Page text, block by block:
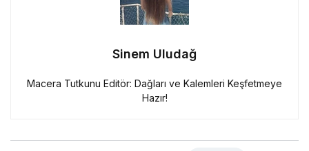
Sinem Uludağ
Macera Tutkunu Editör: Dağları ve Kalemleri Keşfetmeye
Hazır!